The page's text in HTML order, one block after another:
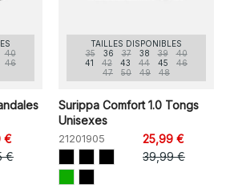
40
46
€
€
TAILLES DISPONIBLES
35
36 37 38 39
40
41
42 43 44 45
46
47
50 49 48
Surippa Comfort 1.0 Tongs
Unisexes
21201905
25,99 €
39,99 €